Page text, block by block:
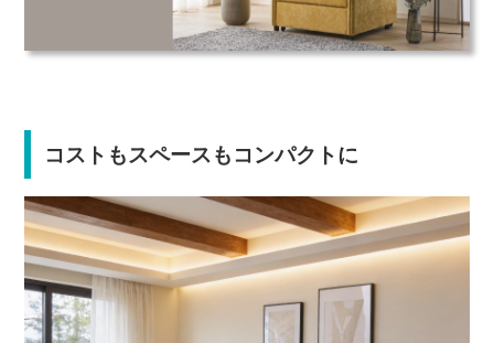
コストもスペースもコンパクトに